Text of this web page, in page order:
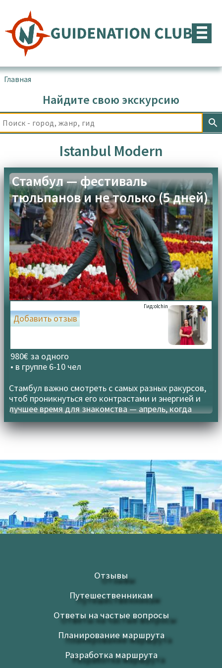
содержимому
Главная
Найдите свою экскурсию
Istanbul Modern
Стамбул — фестиваль
тюльпанов и не только (5 дней)
Гид:olchin
980€ за одного
• в группе 6-10 чел
Добавить отзыв
Стамбул важно смотреть с самых разных ракурсов,
чтоб проникнуться его контрастами и энергией и
лучшее время для знакомства — апрель, когда
цветут тюльпаны
Отзывы
Путешественникам
Ответы на частые вопросы
Планирование маршрута
Разработка маршрута